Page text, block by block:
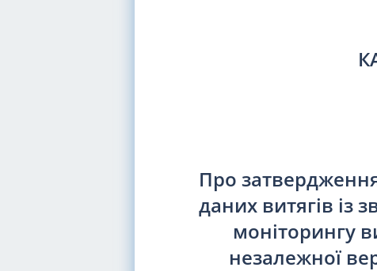
Про
даних витягів із
моніторингу
незалежної